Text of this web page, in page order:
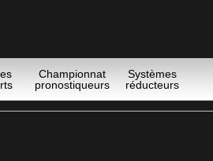
Championnat
pronostiqueurs
Systèmes
réducteurs